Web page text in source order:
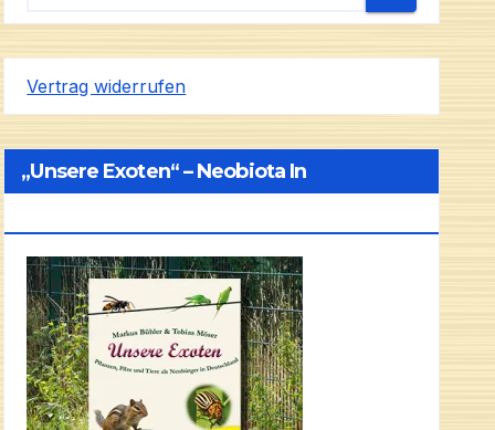
Vertrag widerrufen
„Unsere Exoten“ – Neobiota In